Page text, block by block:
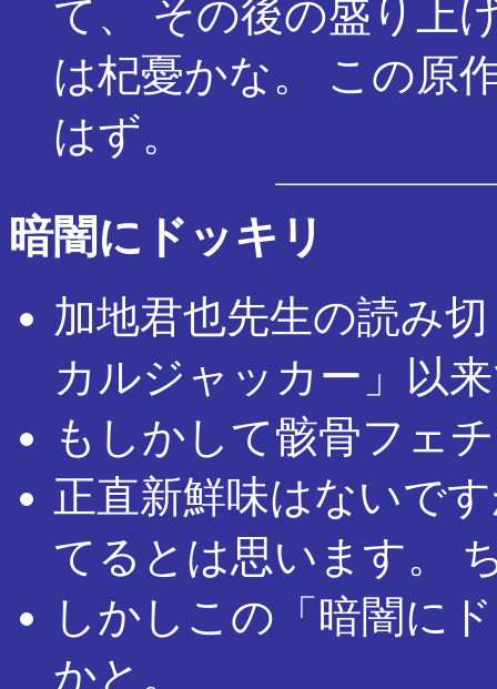
て、 その後の盛り上
は杞憂かな。 この原
はず。
暗闇にドッキリ
加地君也先生の読み
カルジャッカー」以
もしかして骸骨フェ
正直新鮮味はないで
てるとは思います。
しかしこの「暗闇に
かと。